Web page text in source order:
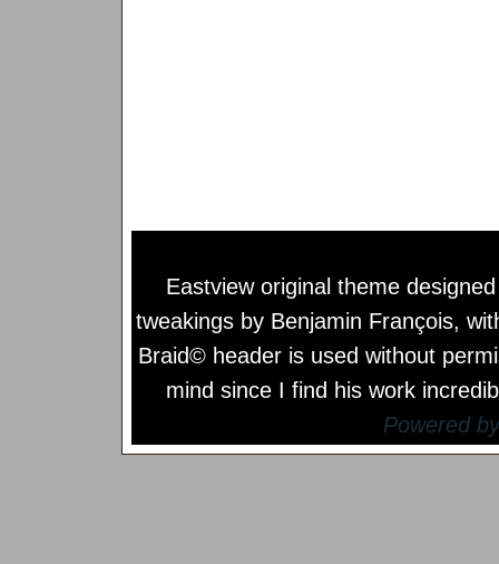
Eastview original theme
tweakings by Benjamin François,
Braid© header is used without
mind since I find his work
Powered